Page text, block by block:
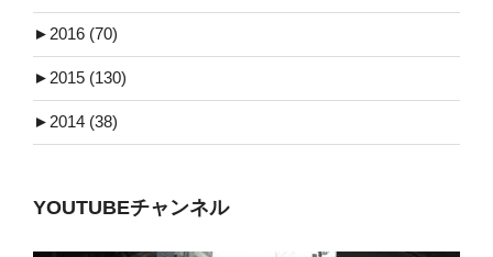
► 2016 (70)
► 2015 (130)
► 2014 (38)
YOUTUBEチャンネル